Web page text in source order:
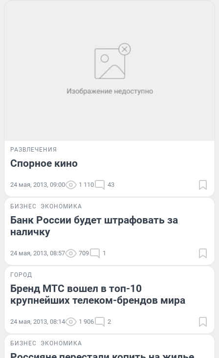
РАЗВЛЕЧЕНИЯ
Спорное кино
24 мая, 2013, 09:00 1 110 43
БИЗНЕС ЭКОНОМИКА
Банк России будет штрафовать за
наличку
24 мая, 2013, 08:57 709 1
ГОРОД
Бренд МТС вошел в топ-10
крупнейших телеком-брендов мира
24 мая, 2013, 08:14 1 906 2
БИЗНЕС ЭКОНОМИКА